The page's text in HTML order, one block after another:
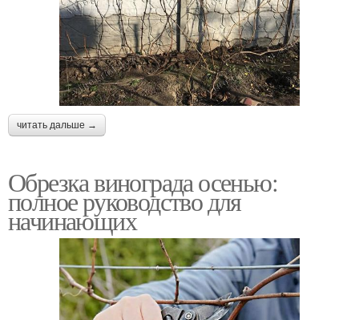
читать дальше →
Обрезка винограда осенью:
полное руководство для
начинающих